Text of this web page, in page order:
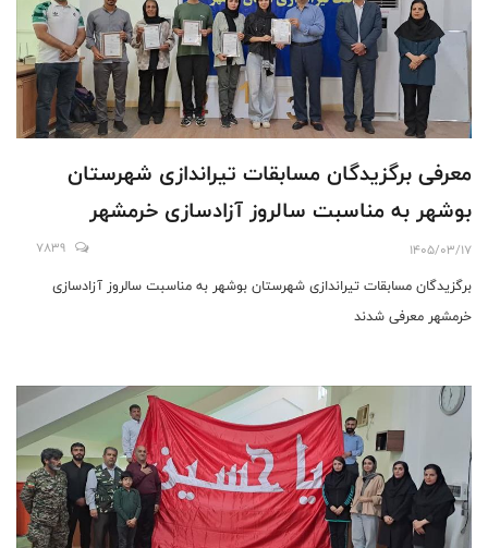
معرفی برگزیدگان مسابقات تیراندازی شهرستان
بوشهر به مناسبت سالروز آزادسازی خرمشهر
1405/03/17
7839
برگزیدگان مسابقات تیراندازی شهرستان بوشهر به مناسبت سالروز آزادسازی
خرمشهر معرفی شدند